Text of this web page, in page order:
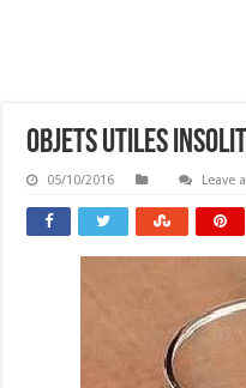
Objets Utiles
05/10/2016 Leave